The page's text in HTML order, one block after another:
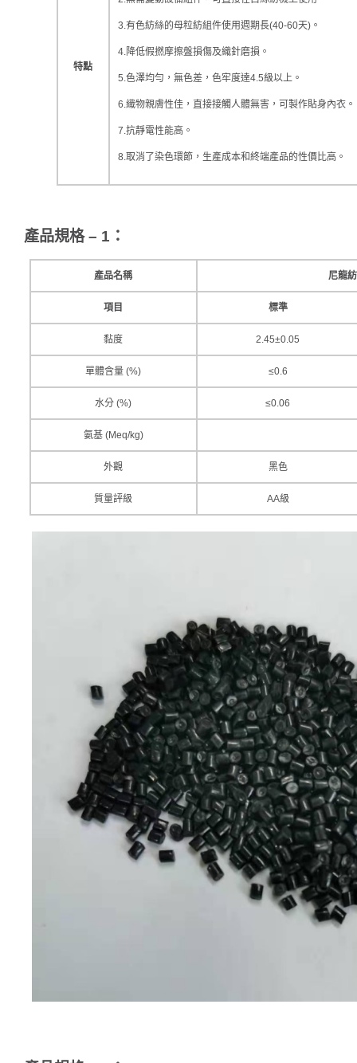
特點
3.有色紡絲的母粒紡組件使用週期長(40-60天)。
4.降低假撚摩擦盤損傷及織針磨損。
5.色澤均勻，無色差，色牢度達4.5級以上。
6.織物親膚性佳，直接接觸人體無害，可製作貼身內衣。
7.抗靜電性能高。
8.取消了染色環節，生產成本和終端產品的性價比高。
產品規格 – 1 ：
產品名稱 尼龍
項目 標準
黏度 2.45±0.05
單體含量 (%) ≤0.6
水分 (%) ≤0.06
氨基 (Meq/kg)
外觀 黑色
質量評級 AA級